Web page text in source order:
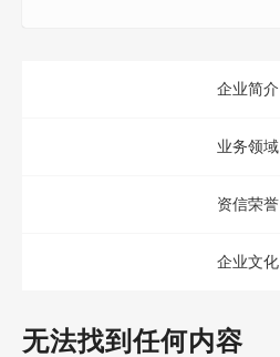
企业简介
业务领域
资信荣誉
企业文化
无法找到任何内容